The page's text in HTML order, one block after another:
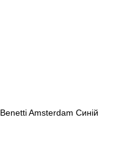
Amsterdam Синій